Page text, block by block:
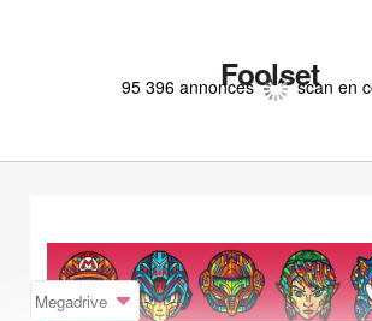
Foolset
95 396 annonces scan en